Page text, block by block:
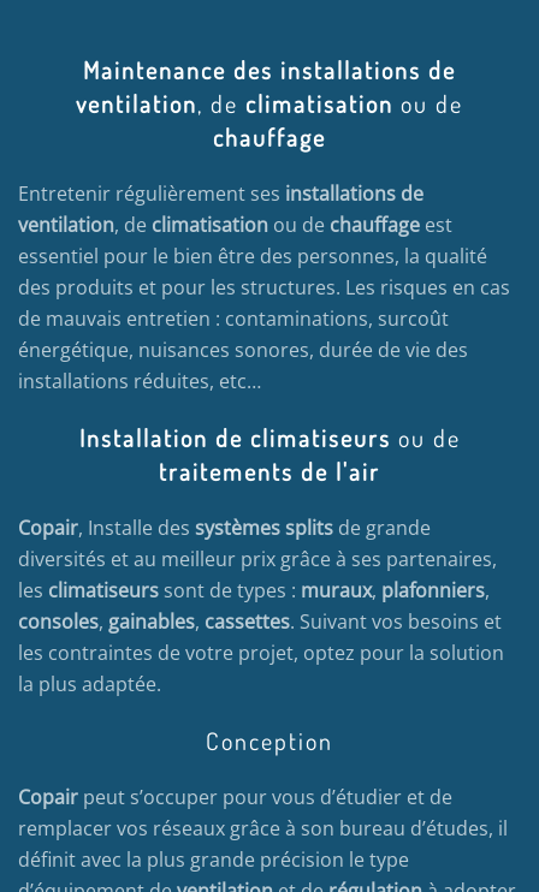
Maintenance des installations de
ventilation, de climatisation ou de
chauffage
Entretenir régulièrement ses installations de
ventilation, de climatisation ou de chauffage est
essentiel pour le bien être des personnes, la qualité
des produits et pour les structures. Les risques en cas
de mauvais entretien : contaminations, surcoût
énergétique, nuisances sonores, durée de vie des
installations réduites, etc…
Installation de climatiseurs ou de
traitements de l'air
Copair, Installe des systèmes splits de grande
diversités et au meilleur prix grâce à ses partenaires,
les climatiseurs sont de types : muraux, plafonniers,
consoles, gainables, cassettes. Suivant vos besoins et
les contraintes de votre projet, optez pour la solution
la plus adaptée.
Conception
Copair peut s’occuper pour vous d’étudier et de
remplacer vos réseaux grâce à son bureau d’études, il
définit avec la plus grande précision le type